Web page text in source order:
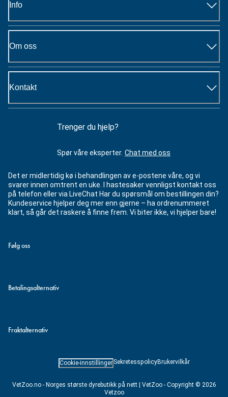
Info
Om oss
Kontakt
Trenger du hjelp?
Spør våre eksperter. Chat med oss
Det er midlertidig kø i behandlingen av e-postene våre, og vi
svarer innen omtrent en uke. I hastesaker vennligst kontakt oss
på telefon eller via LiveChat Har du spørsmål om bestillingen din?
Kundeservice hjelper deg mer enn gjerne – ha ordrenummeret
klart, så går det raskere å finne frem. Vi biter ikke, vi hjelper bare!
Følg oss
Betalingsalternativ
Fraktalternativ
VetZoo.no - Norges største dyrebutikk på nett | VetZoo - Copyright © 2026
Vetzoo
Cookie-innstillinger SekretesspolicyBrukervilkår